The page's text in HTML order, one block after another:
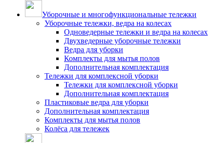
Уборочные и многофункциональные тележки
Уборочные тележки, ведра на колесах
Одноведерные тележки и ведра на колесах
Двухведерные уборочные тележки
Ведра для уборки
Комплекты для мытья полов
Дополнительная комплектация
Тележки для комплексной уборки
Тележки для комплексной уборки
Дополнительная комплектация
Пластиковые ведра для уборки
Дополнительная комплектация
Комплекты для мытья полов
Колёса для тележек